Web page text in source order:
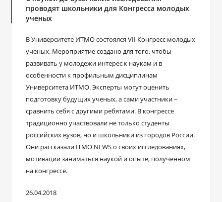
проводят школьники для Конгресса молодых
ученых
В Университете ИТМО состоялся VII Конгресс молодых
ученых. Мероприятие создано для того, чтобы
развивать у молодежи интерес к наукам и в
особенности к профильным дисциплинам
Университета ИТМО. Эксперты могут оценить
подготовку будущих ученых, а сами участники –
сравнить себя с другими ребятами. В конгрессе
традиционно участвовали не только студенты
российских вузов, но и школьники из городов России.
Они рассказали ITMO.NEWS о своих исследованиях,
мотивации заниматься наукой и опыте, полученном
на конгрессе.
26.04.2018